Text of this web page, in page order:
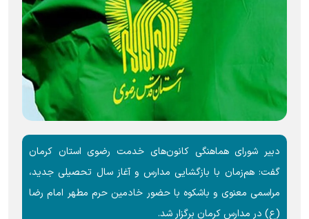
دبیر شورای هماهنگی کانون‌های خدمت رضوی استان کرمان
گفت: هم‌زمان با بازگشایی مدارس و آغاز سال تحصیلی جدید،
مراسمی معنوی و باشکوه با حضور خادمین حرم مطهر امام رضا
(ع) در مدارس کرمان برگزار شد.